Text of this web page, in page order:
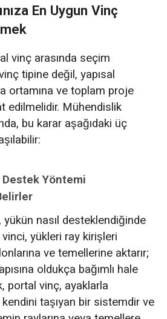
En Uygun Vinç
vinç arasında seçim
tipine değil, yapısal
ortamına ve toplam proje
edilmelidir. Mühendislik
bu karar aşağıdaki üç
Destek Yöntemi
nasıl desteklendiğinde
yükleri ray kirişleri
ve temellerine aktarır;
oldukça bağımlı hale
portal vinç, ayaklarla
taşıyan bir sistemdir ve